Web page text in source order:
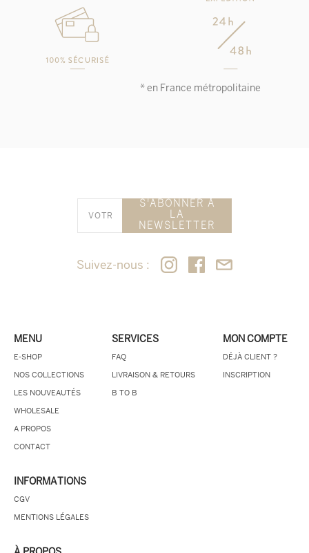
* en France métropolitaine
S'ABONNER À
LA
NEWSLETTER
Suivez-nous :
MENU
E-SHOP
NOS COLLECTIONS
LES NOUVEAUTÉS
WHOLESALE
A PROPOS
CONTACT
SERVICES
FAQ
LIVRAISON & RETOURS
B TO B
MON COMPTE
DÉJÀ CLIENT ?
INSCRIPTION
INFORMATIONS
CGV
MENTIONS LÉGALES